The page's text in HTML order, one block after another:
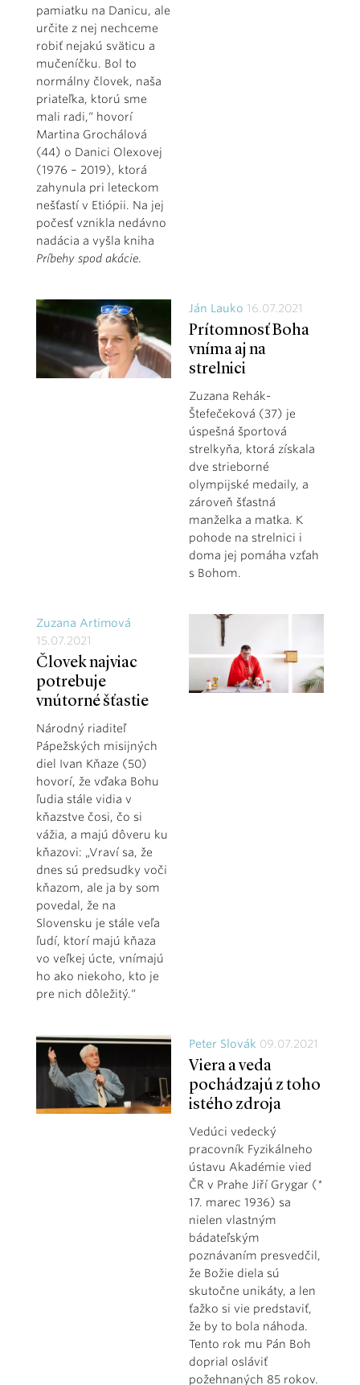
pamiatku na Danicu, ale
určite z nej nechceme
robiť nejakú sväticu a
mučeníčku. Bol to
normálny človek, naša
priateľka, ktorú sme
mali radi,“ hovorí
Martina Grochálová
(44) o Danici Olexovej
(1976 – 2019), ktorá
zahynula pri leteckom
nešťastí v Etiópii. Na jej
počesť vznikla nedávno
nadácia a vyšla kniha
Príbehy spod akácie.
Ján Lauko 16.07.2021
Prítomnosť Boha
vníma aj na
strelnici
Zuzana Rehák-
Štefečeková (37) je
úspešná športová
strelkyňa, ktorá získala
dve strieborné
olympijské medaily, a
zároveň šťastná
manželka a matka. K
pohode na strelnici i
doma jej pomáha vzťah
s Bohom.
Zuzana Artimová
15.07.2021
Človek najviac
potrebuje
vnútorné šťastie
Národný riaditeľ
Pápežských misijných
diel Ivan Kňaze (50)
hovorí, že vďaka Bohu
ľudia stále vidia v
kňazstve čosi, čo si
vážia, a majú dôveru ku
kňazovi: „Vraví sa, že
dnes sú predsudky voči
kňazom, ale ja by som
povedal, že na
Slovensku je stále veľa
ľudí, ktorí majú kňaza
vo veľkej úcte, vnímajú
ho ako niekoho, kto je
pre nich dôležitý.“
Peter Slovák 09.07.2021
Viera a veda
pochádzajú z toho
istého zdroja
Vedúci vedecký
pracovník Fyzikálneho
ústavu Akadémie vied
ČR v Prahe Jiří Grygar (*
17. marec 1936) sa
nielen vlastným
bádateľským
poznávaním presvedčil,
že Božie diela sú
skutočne unikáty, a len
ťažko si vie predstaviť,
že by to bola náhoda.
Tento rok mu Pán Boh
doprial osláviť
požehnaných 85 rokov.